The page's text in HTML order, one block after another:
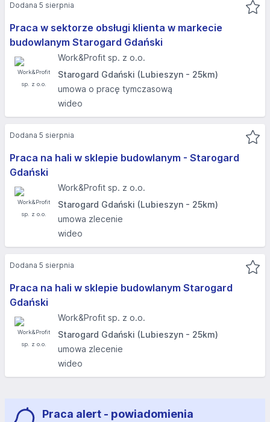
Praca w sektorze obsługi klienta w markecie
budowlanym Starogard Gdański
Work&Profit sp. z o.o.
Starogard Gdański (Lubieszyn - 25km)
umowa o pracę tymczasową
wideo
Dodana 5 sierpnia
Praca na hali w sklepie budowlanym - Starogard
Gdański
Work&Profit sp. z o.o.
Starogard Gdański (Lubieszyn - 25km)
umowa zlecenie
wideo
Dodana 5 sierpnia
Praca na hali w sklepie budowlanym Starogard
Gdański
Work&Profit sp. z o.o.
Starogard Gdański (Lubieszyn - 25km)
umowa zlecenie
wideo
Dodana 5 sierpnia
Praca alert - powiadomienia